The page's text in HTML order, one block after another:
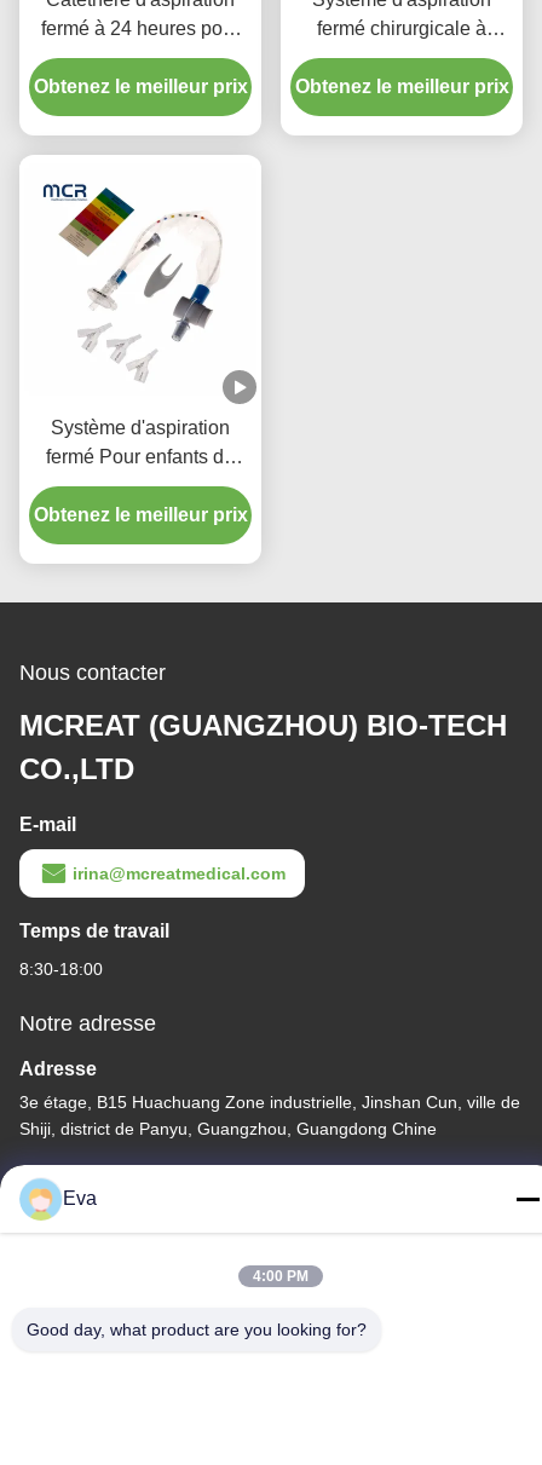
fermé à 24 heures pour
enfant avec trois
connecteurs en pièce Y
Obtenez le meilleur prix
fermé chirurgicale à
usage unique Nouveaux-
nés/pédiatrie-coudes
Obtenez le meilleur prix
Système d'aspiration
fermé Pour enfants de
type 72H
Obtenez le meilleur prix
Nous contacter
MCREAT (GUANGZHOU) BIO-TECH
CO.,LTD
E-mail
irina@mcreatmedical.com
Temps de travail
8:30-18:00
Notre adresse
Adresse
3e étage, B15 Huachuang Zone industrielle, Jinshan Cun, ville de
Shiji, district de Panyu, Guangzhou, Guangdong Chine
Télégramme
86-020-3156-0583
Eva
4:00 PM
Good day, what product are you looking for?